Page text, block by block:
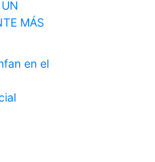
MÁS
en el